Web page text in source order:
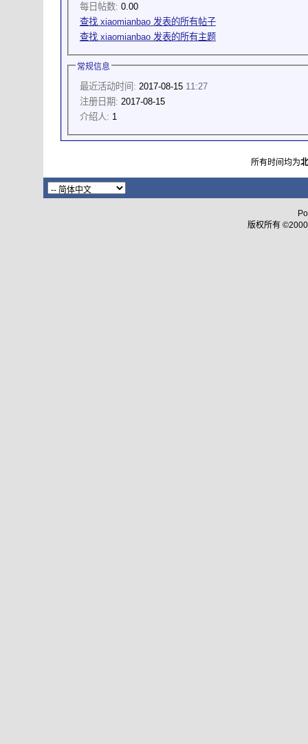
每日帖数: 0.00
查找 xiaomianbao 发表的所有帖子
查找 xiaomianbao 发表的所有主题
常规信息
最近活动时间: 2017-08-15 11:27
注册日期: 2017-08-15
介绍人: 1
所有时间均为
版权所有